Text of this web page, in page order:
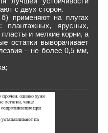
с двух сторон.
применяют на плугах
плантажных, ярусных,
и мелкие корни, а
остатки выворачивает
– не более 0,5 мм,